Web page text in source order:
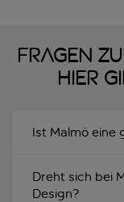
Fragen
Hier
Ist Malmö eine
Dreht sich bei
Design?